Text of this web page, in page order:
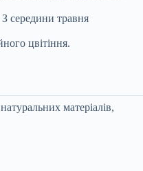
середини травня
цвітіння.
матеріалів,